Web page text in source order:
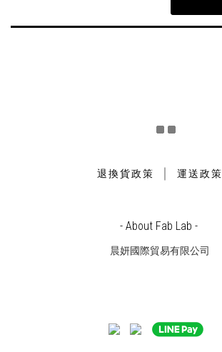
退換貨政策 ｜ 運送政策
- About Fab Lab -
晨妍國際貿易有限公司